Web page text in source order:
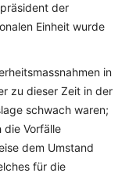
der
Einheit wurde
in
zu dieser Zeit in der
schwach waren;
die Vorfälle
dem Umstand
für die